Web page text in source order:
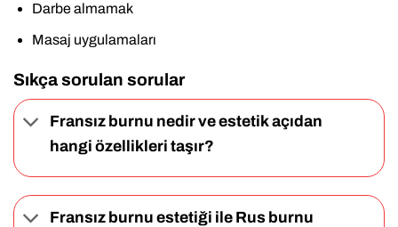
Darbe almamak
Masaj uygulamaları
Sıkça sorulan sorular
Fransız burnu nedir ve estetik açıdan
hangi özellikleri taşır?
Fransız burnu estetiği ile Rus burnu